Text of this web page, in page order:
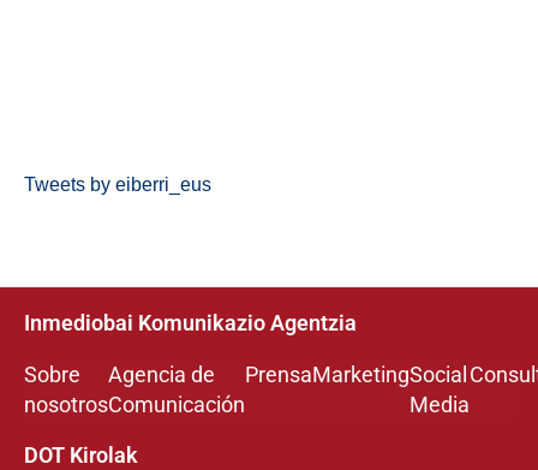
Tweets by eiberri_eus
Inmediobai Komunikazio Agentzia
Sobre
nosotros
Agencia de
Comunicación
PrensaMarketingSocial
Media
DOT Kirolak